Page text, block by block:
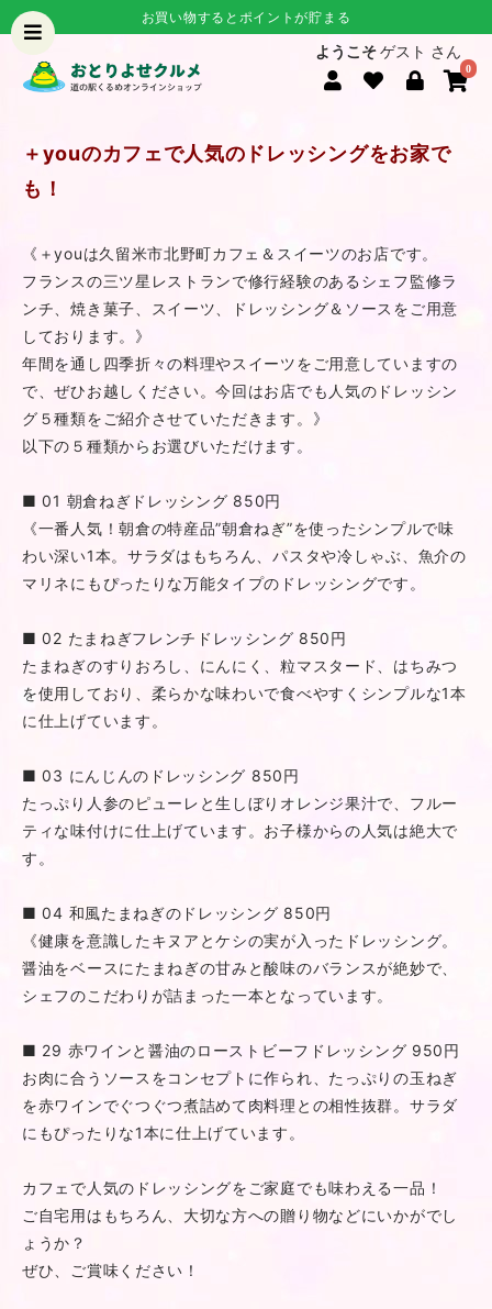
お買い物するとポイントが貯まる
ようこそゲスト さん
0
＋youのカフェで人気のドレッシングをお家で
も！
《＋youは久留米市北野町カフェ＆スイーツのお店です。
フランスの三ツ星レストランで修行経験のあるシェフ監修ラ
ンチ、焼き菓子、スイーツ、ドレッシング＆ソースをご用意
しております。》
年間を通し四季折々の料理やスイーツをご用意していますの
で、ぜひお越しください。今回はお店でも人気のドレッシン
グ５種類をご紹介させていただきます。》
以下の５種類からお選びいただけます。
■ 01 朝倉ねぎドレッシング 850円
《一番人気！朝倉の特産品”朝倉ねぎ”を使ったシンプルで味
わい深い1本。サラダはもちろん、パスタや冷しゃぶ、魚介の
マリネにもぴったりな万能タイプのドレッシングです。
■ 02 たまねぎフレンチドレッシング 850円
たまねぎのすりおろし、にんにく、粒マスタード、はちみつ
を使用しており、柔らかな味わいで食べやすくシンプルな1本
に仕上げています。
■ 03 にんじんのドレッシング 850円
たっぷり人参のピューレと生しぼりオレンジ果汁で、フルー
ティな味付けに仕上げています。お子様からの人気は絶大で
す。
■ 04 和風たまねぎのドレッシング 850円
《健康を意識したキヌアとケシの実が入ったドレッシング。
醤油をベースにたまねぎの甘みと酸味のバランスが絶妙で、
シェフのこだわりが詰まった一本となっています。
■ 29 赤ワインと醤油のローストビーフドレッシング 950円
お肉に合うソースをコンセプトに作られ、たっぷりの玉ねぎ
を赤ワインでぐつぐつ煮詰めて肉料理との相性抜群。サラダ
にもぴったりな1本に仕上げています。
カフェで人気のドレッシングをご家庭でも味わえる一品！
ご自宅用はもちろん、大切な方への贈り物などにいかがでし
ょうか？
ぜひ、ご賞味ください！